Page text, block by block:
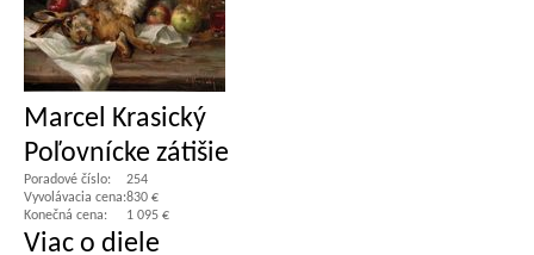
Marcel Krasický
Poľovnícke zátišie
Poradové číslo:
254
Vyvolávacia cena:830 €
Konečná cena:
1 095 €
Viac o diele